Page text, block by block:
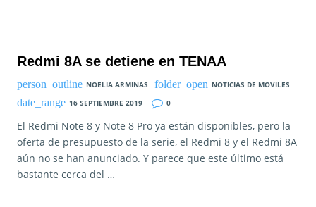
Redmi 8A se detiene en TENAA
NOELIA ARMINAS
NOTICIAS DE MOVILES
16 SEPTIEMBRE 2019
0
El Redmi Note 8 y Note 8 Pro ya están disponibles, pero la
oferta de presupuesto de la serie, el Redmi 8 y el Redmi 8A
aún no se han anunciado. Y parece que este último está
bastante cerca del …